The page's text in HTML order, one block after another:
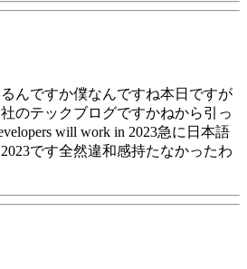
んですか僕なんですね本日ですが
のテックブログですかねから引っ
will work in 2023急に日本語
です全然違和感持たなかったわ